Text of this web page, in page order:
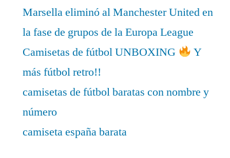
Marsella eliminó al Manchester United en
la fase de grupos de la Europa League
Camisetas de fútbol UNBOXING
Y
más fútbol retro!!
camisetas de fútbol baratas con nombre y
número
camiseta españa barata